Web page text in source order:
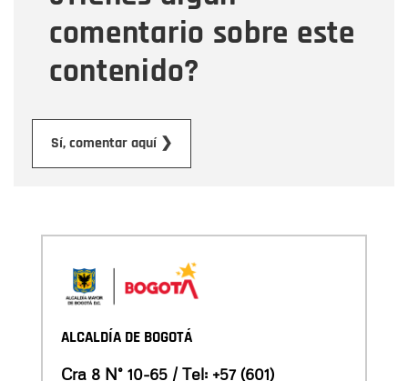
comentario sobre este
contenido?
Sí, comentar aquí ❯
ALCALDÍA DE BOGOTÁ
Cra 8 N° 10-65 / Tel: +57 (601)